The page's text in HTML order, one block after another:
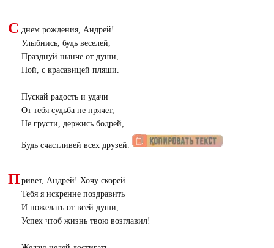
С днем рождения, Андрей!
Улыбнись, будь веселей,
Празднуй нынче от души,
Пой, с красавицей пляши.
Пускай радость и удачи
От тебя судьба не прячет,
Не грусти, держись бодрей,
Будь счастливей всех друзей.
П ривет, Андрей! Хочу скорей
Тебя я искренне поздравить
И пожелать от всей души,
Успех чтоб жизнь твою возглавил!